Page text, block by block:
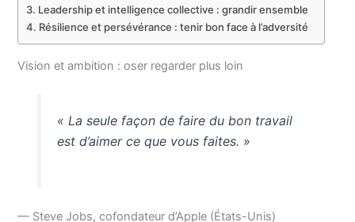
Leadership et intelligence collective : grandir ensemble
Résilience et persévérance : tenir bon face à l’adversité
Vision et ambition : oser regarder plus loin
« La seule façon de faire du bon travail
est d’aimer ce que vous faites. »
— Steve Jobs, cofondateur d’Apple (États-Unis)